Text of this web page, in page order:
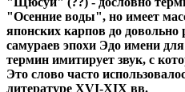
"Осенние воды", но имеет
японских карпов до довольно
самураев эпохи Эдо имени
термин имитирует звук, с
Это слово часто
литературе XVI-XIX вв.